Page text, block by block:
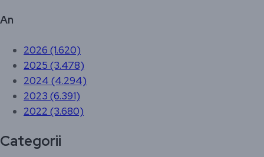
An
2026 (1.620)
2025 (3.478)
2024 (4.294)
2023 (6.391)
2022 (3.680)
Categorii